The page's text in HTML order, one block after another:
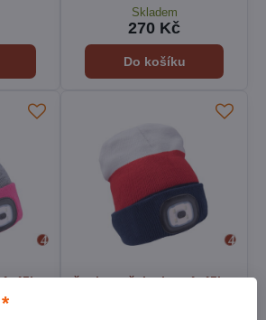
Skladem
270 Kč
Do košíku
čepice s čelovkou 4x45lm,
*